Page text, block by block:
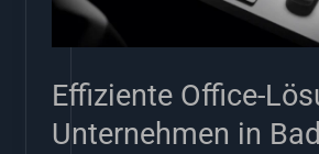
Effiziente Office-
Unternehmen in
Baden-
Softwarelösungen